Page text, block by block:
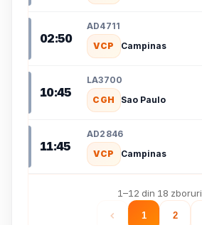
02:50
AD4711
VCP
Campinas
10:45
LA3700
CGH
Sao Paulo
11:45
AD2846
VCP
Campinas
1–12 din 18 zboruri
1 2